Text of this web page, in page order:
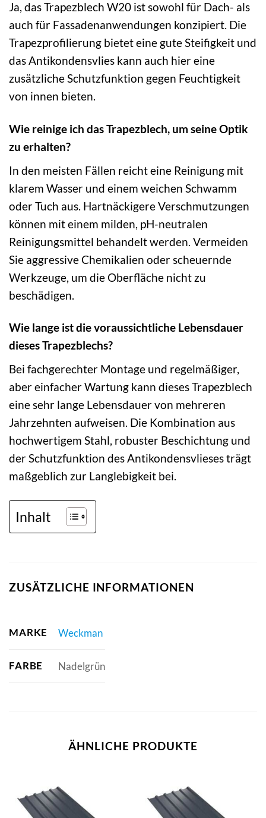
Ja, das Trapezblech W20 ist sowohl für Dach- als
auch für Fassadenanwendungen konzipiert. Die
Trapezprofilierung bietet eine gute Steifigkeit und
das Antikondensvlies kann auch hier eine
zusätzliche Schutzfunktion gegen Feuchtigkeit
von innen bieten.
Wie reinige ich das Trapezblech, um seine Optik
zu erhalten?
In den meisten Fällen reicht eine Reinigung mit
klarem Wasser und einem weichen Schwamm
oder Tuch aus. Hartnäckigere Verschmutzungen
können mit einem milden, pH-neutralen
Reinigungsmittel behandelt werden. Vermeiden
Sie aggressive Chemikalien oder scheuernde
Werkzeuge, um die Oberfläche nicht zu
beschädigen.
Wie lange ist die voraussichtliche Lebensdauer
dieses Trapezblechs?
Bei fachgerechter Montage und regelmäßiger,
aber einfacher Wartung kann dieses Trapezblech
eine sehr lange Lebensdauer von mehreren
Jahrzehnten aufweisen. Die Kombination aus
hochwertigem Stahl, robuster Beschichtung und
der Schutzfunktion des Antikondensvlieses trägt
maßgeblich zur Langlebigkeit bei.
Inhalt
ZUSÄTZLICHE INFORMATIONEN
MARKE Weckman
FARBE Nadelgrün
ÄHNLICHE PRODUKTE